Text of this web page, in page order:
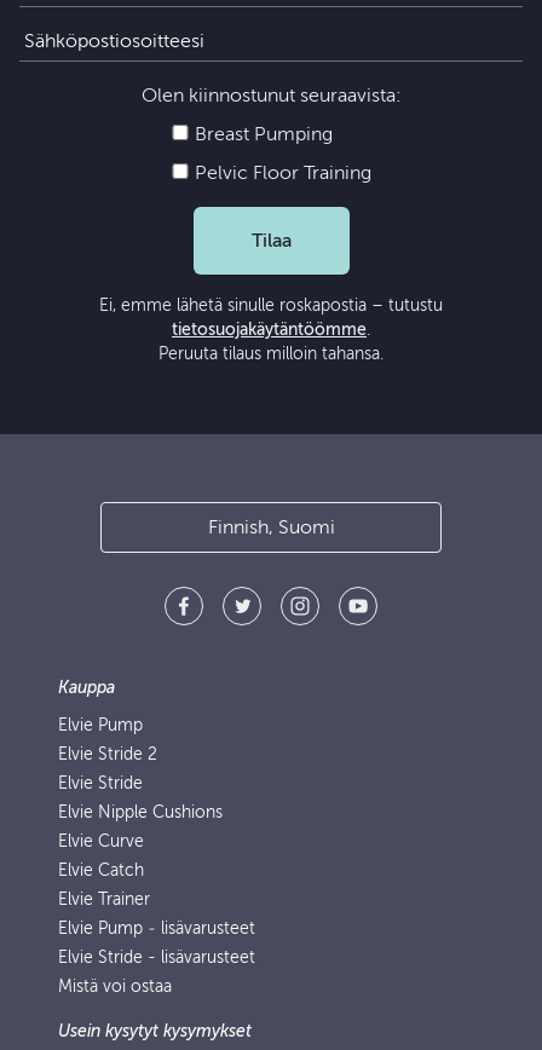
Olen kiinnostunut seuraavista:
Breast Pumping
Pelvic Floor Training
Tilaa
Ei, emme lähetä sinulle roskapostia – tutustu
tietosuojakäytäntöömme.
Peruuta tilaus milloin tahansa.
Finnish, Suomi
Kauppa
Elvie Pump
Elvie Stride 2
Elvie Stride
Elvie Nipple Cushions
Elvie Curve
Elvie Catch
Elvie Trainer
Elvie Pump ‑ lisävarusteet
Elvie Stride - lisävarusteet
Mistä voi ostaa
Usein kysytyt kysymykset